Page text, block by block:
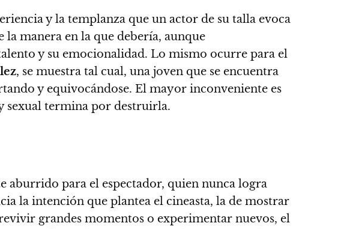
y la templanza que un actor de su talla evoca
manera en la que debería, aunque
y su emocionalidad. Lo mismo ocurre para el
, se muestra tal cual, una joven que se encuentra
y equivocándose. El mayor inconveniente es
sexual termina por destruirla.
aburrido para el espectador, quien nunca logra
la intención que plantea el cineasta, la de mostrar
grandes momentos o experimentar nuevos, el